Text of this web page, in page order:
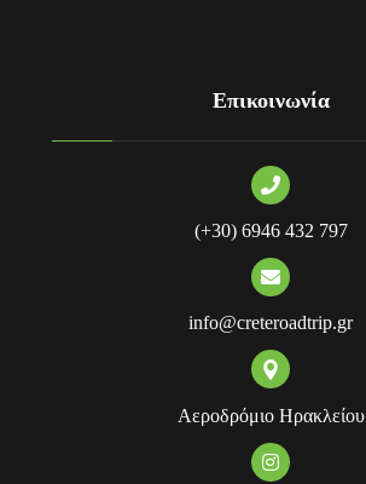
Επικοινωνία
(+30) 6946 432 797
info@creteroadtrip.gr
Αεροδρόμιο Ηρακλείου